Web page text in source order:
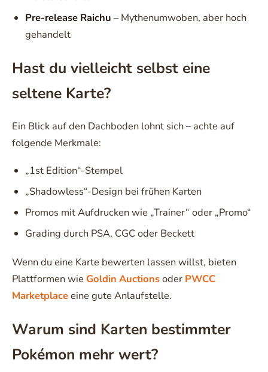
Pre-release Raichu – Mythenumwoben, aber hoch
gehandelt
Hast du vielleicht selbst eine
seltene Karte?
Ein Blick auf den Dachboden lohnt sich – achte auf
folgende Merkmale:
„1st Edition“-Stempel
„Shadowless“-Design bei frühen Karten
Promos mit Aufdrucken wie „Trainer“ oder „Promo“
Grading durch PSA, CGC oder Beckett
Wenn du eine Karte bewerten lassen willst, bieten
Plattformen wie Goldin Auctionsoder PWCC
Marketplaceeine gute Anlaufstelle.
Warum sind Karten bestimmter
Pokémon mehr wert?